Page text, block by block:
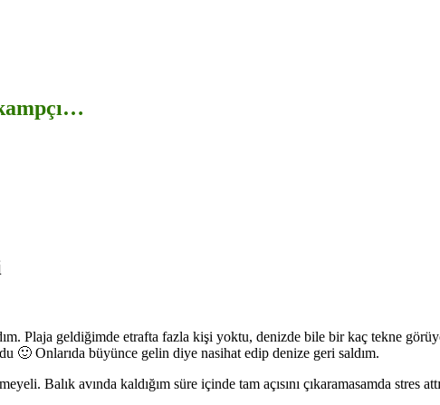
Plaja geldiğimde etrafta fazla kişi yoktu, denizde bile bir kaç tekne
🙂 Onlarıda büyünce gelin diye nasihat edip denize geri saldım.
Balık avında kaldığım süre içinde tam açısını çıkaramasamda stres